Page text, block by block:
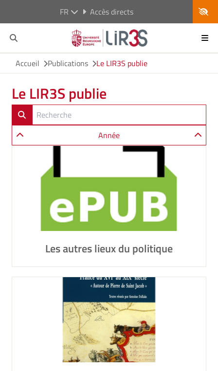
FR Accès directs
Accueil Publications Le LIR3S publie
Le LIR3S publie
Année
Les autres lieux du politique